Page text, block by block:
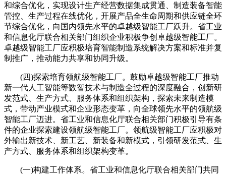
和综合优化，实现设计生产经营数据集成贯通、制造装备智能
管控、生产过程在线优化，开展产品全生命周期和供应链全环
节综合优化，向国内领先水平的卓越级智能工厂跃升。省工业
和信息化厅联合相关部门组织企业积极争创卓越级智能工厂。
卓越级智能工厂应积极培育智能制造系统解决方案和标准并复
制推广，推动能力共享和协同升级。
(四)探索培育领航级智能工厂。鼓励卓越级智能工厂推动
新一代人工智能等数智技术与制造全过程的深度融合，创新研
发范式、生产方式、服务体系和组织架构，探索未来制造模
式，带动产业模式和企业形态变革，向全球领先水平的领航级
智能工厂迈进。省工业和信息化厅联合相关部门积极引导有条
件的企业探索建设领航级智能工厂。领航级智能工厂应积极对
外输出新技术、新工艺、新装备和新模式，引领研发范式、生
产方式、服务体系和组织架构变革。
(一)构建工作体系。省工业和信息化厅联合相关部门共同